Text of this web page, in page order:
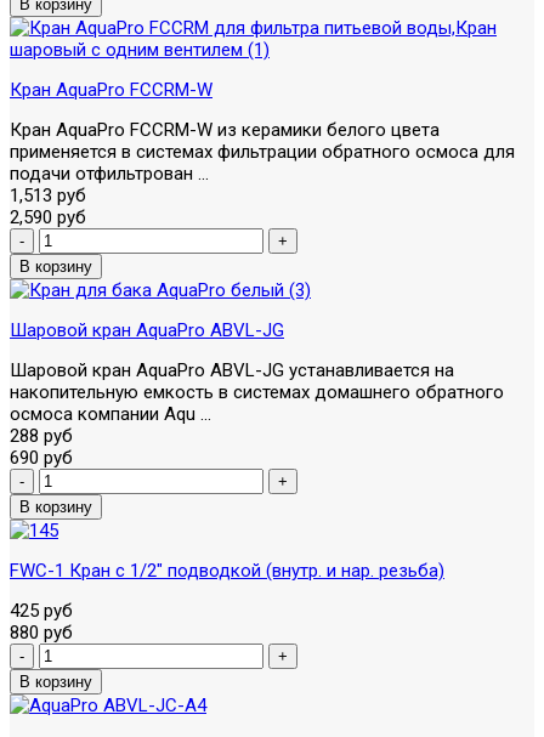
Кран AquaPro FCCRM-W
Кран AquaPro FCCRM-W из керамики белого цвета
применяется в системах фильтрации обратного осмоса для
подачи отфильтрован ...
1,513 руб
2,590 руб
Шаровой кран AquaPro ABVL-JG
Шаровой кран AquaPro ABVL-JG устанавливается на
накопительную емкость в системах домашнего обратного
осмоса компании Aqu ...
288 руб
690 руб
FWC-1 Кран с 1/2" подводкой (внутр. и нар. резьба)
425 руб
880 руб